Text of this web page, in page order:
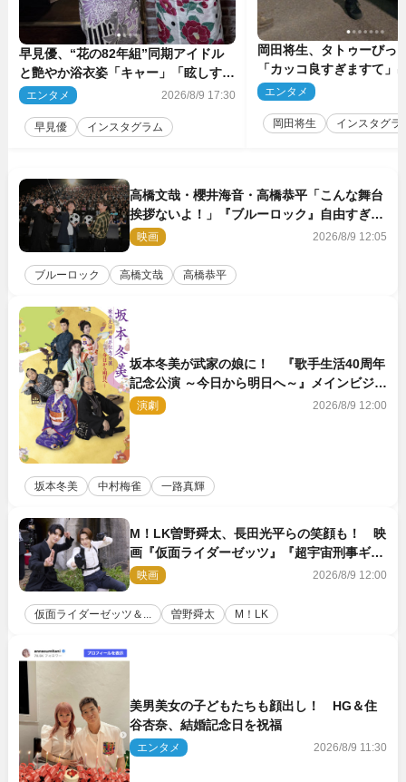
早見優、“花の82年組”同期アイドル
と艶やか浴衣姿「キャー」「眩しすぎ
ます」
エンタメ 2026/8/9 17:30
早見優 インスタグラム
岡田将生、タトゥーび
「カッコ良すぎますて」
マのオフショ多数公開
エンタメ
岡田将生 インスタグラ
高橋文哉・櫻井海音・高橋恭平「こんな舞台
挨拶ないよ！」『ブルーロック』自由すぎる
イベントレポート
映画 2026/8/9 12:05
ブルーロック 高橋文哉 高橋恭平
坂本冬美が武家の娘に！ 『歌手生活40周年
記念公演 ～今日から明日へ～』メインビジュ
アル公開
演劇 2026/8/9 12:00
坂本冬美 中村梅雀 一路真輝
M！LK曽野舜太、長田光平らの笑顔も！ 映
画『仮面ライダーゼッツ』『超宇宙刑事ギャ
バン インフィニティ』オフショット到着
映画 2026/8/9 12:00
仮面ライダーゼッツ＆... 曽野舜太 M！LK
美男美女の子どもたちも顔出し！ HG＆住
谷杏奈、結婚記念日を祝福
エンタメ 2026/8/9 11:30